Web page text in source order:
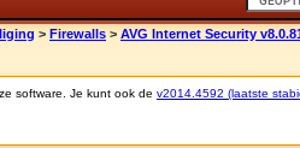
> Firewalls > AVG Internet Security
software. Je kunt ook de v2014.4592 (laatste